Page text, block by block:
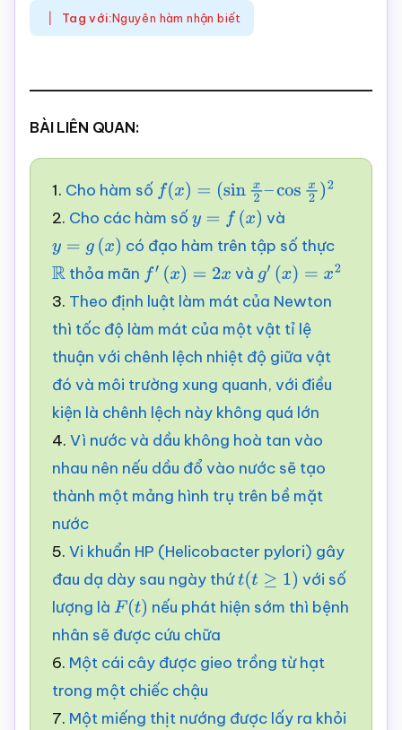
Tag với:Nguyên hàm nhận biết
BÀI LIÊN QUAN:
1. Cho hàm số f(x)= (sinx2–cosx2 )2
2. Cho các hàm số y =f( x )
và
y =g (x )
có đạo hàm trên tập số thực
Rthỏa mãn f′( x)= 2x và g′ (x)=x2
3. Theo định luật làm mát của Newton
thì tốc độ làm mát của một vật tỉ lệ
thuận với chênh lệch nhiệt độ giữa vật
đó và môi trường xung quanh, với điều
kiện là chênh lệch này không quá lớn
4. Vì nước và dầu không hoà tan vào
nhau nên nếu dầu đổ vào nước sẽ tạo
thành một mảng hình trụ trên bề mặt
nước
5. Vi khuẩn HP (Helicobacter pylori) gây
đau dạ dày sau ngày thứt(t ≥1)
với số
lượng là F(t) nếu phát hiện sớm thì bệnh
nhân sẽ được cứu chữa
6. Một cái cây được gieo trồng từ hạt
trong một chiếc chậu
7. Một miếng thịt nướng được lấy ra khỏi